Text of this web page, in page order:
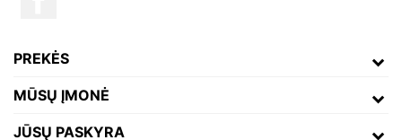
PREKĖS
MŪSŲ ĮMONĖ
JŪSŲ PASKYRA